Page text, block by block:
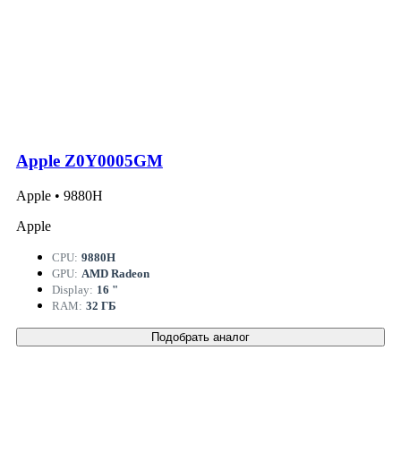
Apple Z0Y0005GM
Apple • 9880H
Apple
CPU: 9880H
GPU: AMD Radeon
Display: 16 "
RAM: 32 ГБ
Подобрать аналог